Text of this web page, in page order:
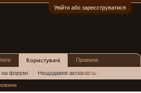
Увійти або зареєструватися
Користувачі
на форумі Нещодавня активність
Правила
Реклама